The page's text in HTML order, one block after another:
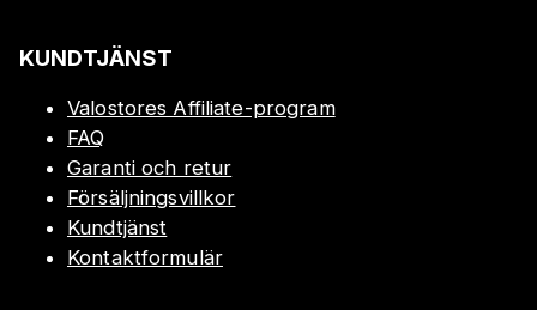
KUNDTJÄNST
Valostores Affiliate-program
FAQ
Garanti och retur
Försäljningsvillkor
Kundtjänst
Kontaktformulär